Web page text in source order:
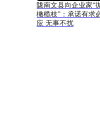
陇南文县向企业家“
橄榄枝”：承诺有求
应 无事不扰